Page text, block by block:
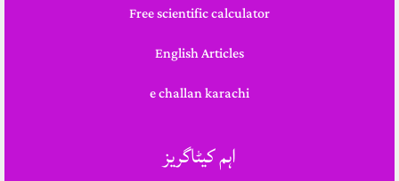
Free scientific calculator
English Articles
e challan karachi
اہم کیٹاگریز